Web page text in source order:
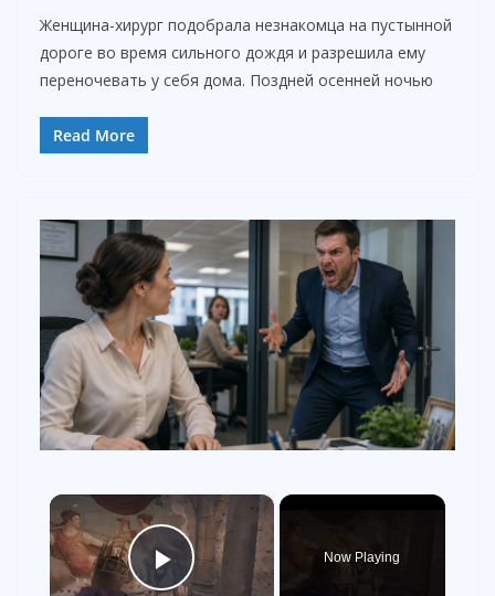
Женщина-хирург подобрала незнакомца на пустынной
дороге во время сильного дождя и разрешила ему
переночевать у себя дома. Поздней осенней ночью
Read More
×
Now Playing